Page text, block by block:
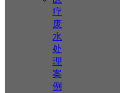
疗
废
水
处
理
案
例